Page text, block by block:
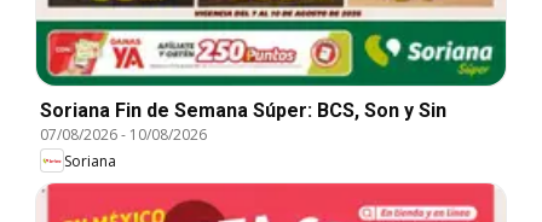
Soriana Fin de Semana Súper: BCS, Son y Sin
07/08/2026- 10/08/2026
Soriana